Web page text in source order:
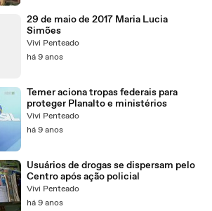
29 de maio de 2017 Maria Lucia
Simões
Vivi Penteado
há 9 anos
Temer aciona tropas federais para
proteger Planalto e ministérios
Vivi Penteado
há 9 anos
Usuários de drogas se dispersam pelo
Centro após ação policial
Vivi Penteado
há 9 anos